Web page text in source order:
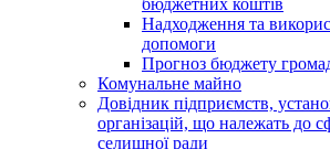
бюджетних коштів
Надходження та
допомоги
Прогноз бюджету
Комунальне майно
Довідник підприємств,
організацій, що належать до
селищної ради